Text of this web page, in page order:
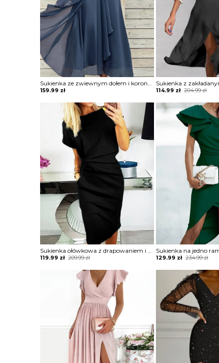
Sukienka ze zwiewnym dołem i koronkową górą
159.99 zł 204.99zł
Original
was:
204.99 zł.
114.99 zł
Current
is:
114.99 zł.
Sukienka ołówkowa z drapowaniem i dekoltem w łódkę
209.99zł
Original
119.99 zł
Current
234.99zł
Original
was:
234.99 zł.
129.99 zł
Current
is:
129.99 zł.